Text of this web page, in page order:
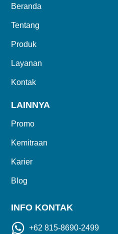
Beranda
Tentang
Produk
Layanan
Kontak
LAINNYA
Promo
Kemitraan
Karier
Blog
INFO KONTAK
+62 815-8690-2499